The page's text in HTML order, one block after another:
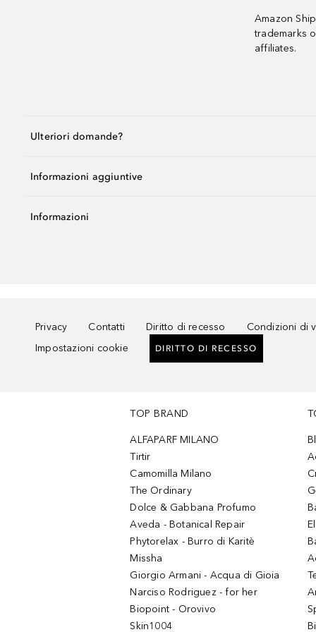
Amazon
trademarks
affiliates.
Ulteriori domande?
Informazioni aggiuntive
Informazioni
Privacy Contatti Diritto di recesso
Condizioni di
Impostazioni cookie
DIRITTO DI RECESSO
TOP BRAND
ALFAPARF MILANO
Tirtir
Camomilla Milano
The Ordinary
Dolce & Gabbana Profumo
Aveda - Botanical Repair
Phytorelax - Burro di Karitè
Missha
Giorgio Armani - Acqua di Gioia
Narciso Rodriguez - for her
Biopoint - Orovivo
Skin1004